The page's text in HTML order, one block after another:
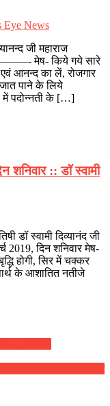
Eye News
जी महाराज
किये गये सारे
आनन्द का लें, रोजगार
पाने के लिये
में पदोन्नती के […]
शनिवार :: डॉ स्वामी
डॉ स्वामी दिव्यानंद जी
2019, दिन शनिवार मेष-
होगी, सिर में चक्कर
के आशातित नतीजे